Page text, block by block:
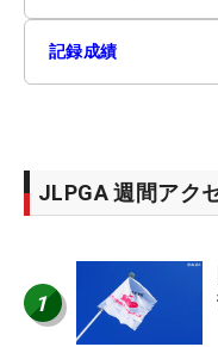
記録成績
JLPGA 週間アク
1